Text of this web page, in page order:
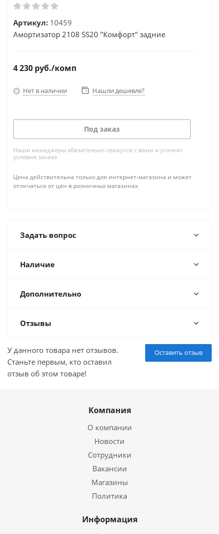
Артикул: 10459
Амортизатор 2108 SS20 "Комфорт" задние
4 230 руб./комп
Нет в наличии Нашли дешевле?
Под заказ
Наши менеджеры обязательно свяжутся с вами и уточнят
условия заказа
Цена действительна только для интернет-магазина и может
отличаться от цен в розничных магазинах
Задать вопрос
Наличие
Дополнительно
Отзывы
Оставить отзыв
У данного товара нет отзывов.
Станьте первым, кто оставил
отзыв об этом товаре!
Компания
О компании
Новости
Сотрудники
Вакансии
Магазины
Политика
Информация